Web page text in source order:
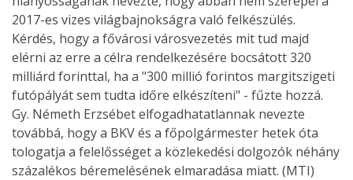
2017-es vizes világbajnokságra való felkészülés.
Kérdés, hogy a fővárosi városvezetés mit tud majd
elérni az erre a célra rendelkezésére bocsátott 320
milliárd forinttal, ha a "300 millió forintos margitszigeti
futópályát sem tudta időre elkészíteni" - fűzte hozzá.
Gy. Németh Erzsébet elfogadhatatlannak nevezte
továbbá, hogy a BKV és a főpolgármester hetek óta
tologatja a felelősséget a közlekedési dolgozók néhány
százalékos béremelésének elmaradása miatt. (MTI)